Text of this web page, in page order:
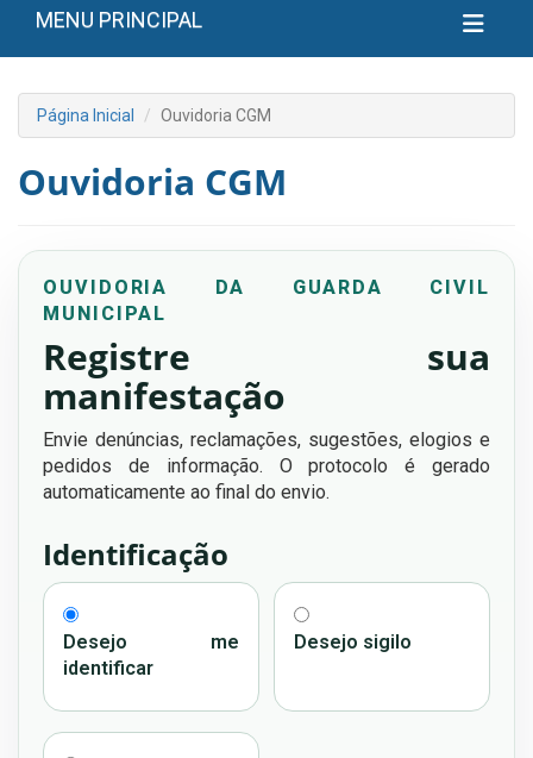
MENU PRINCIPAL
Página Inicial Ouvidoria CGM
Ouvidoria CGM
OUVIDORIA DA GUARDA CIVIL
MUNICIPAL
Registre sua
manifestação
Envie denúncias, reclamações, sugestões, elogios e
pedidos de informação. O protocolo é gerado
automaticamente ao final do envio.
Identificação
Desejo me
identificar
Desejo sigilo